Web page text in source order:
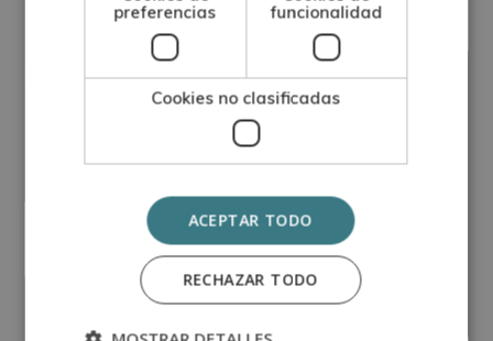
preferencias
funcionalidad
Cookies no clasificadas
ACEPTAR TODO
RECHAZAR TODO